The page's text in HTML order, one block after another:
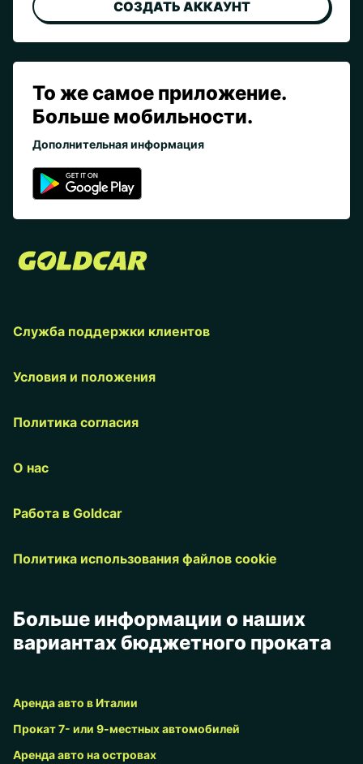
СОЗДАТЬ АККАУНТ
То же самое приложение.
Больше мобильности.
Дополнительная информация
Служба поддержки клиентов
Условия и положения
Политика согласия
О нас
Работа в Goldcar
Политика использования файлов cookie
Больше информации о наших
вариантах бюджетного проката
Аренда авто в Италии
Прокат 7- или 9-местных автомобилей
Аренда авто на островах